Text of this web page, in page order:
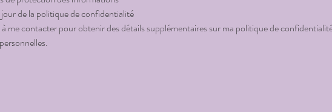
jour de la politique de confidentialité
me contacter pour obtenir des détails supplémentaires sur ma politique de